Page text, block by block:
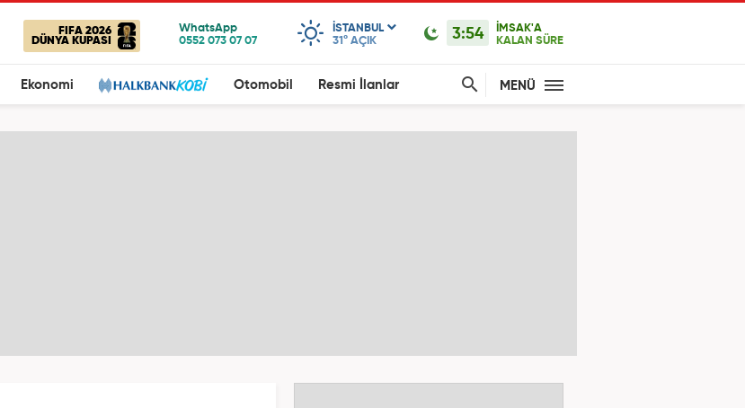
FIFA 2026
DÜNYA KUPASI
ISTANBUL
31° AÇIK 3:54
İMSAK'A
KALAN SÜRE
Ekonomi Otomobil Resmi İlanlar MENÜ